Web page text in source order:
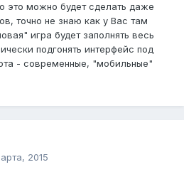
это можно будет сделать даже
точно не знаю как у Вас там
игра будет заполнять весь
подгонять интерфейс под
- современные, "мобильные"
2015